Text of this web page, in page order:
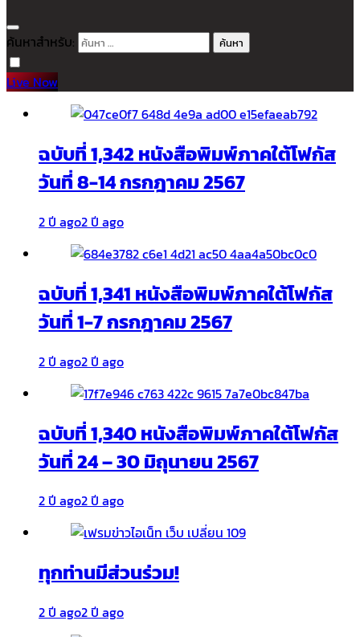
ค้นหาสำหรับ:
Live Now
ฉบับที่ 1,342 หนังสือพิมพ์ภาคใต้โฟกัส
วันที่ 8-14 กรกฎาคม 2567
2 ปี ago2 ปี ago
ฉบับที่ 1,341 หนังสือพิมพ์ภาคใต้โฟกัส
วันที่ 1-7 กรกฎาคม 2567
2 ปี ago2 ปี ago
ฉบับที่ 1,340 หนังสือพิมพ์ภาคใต้โฟกัส
วันที่ 24 – 30 มิถุนายน 2567
2 ปี ago2 ปี ago
ทุกท่านมีส่วนร่วม!
2 ปี ago2 ปี ago